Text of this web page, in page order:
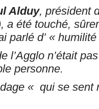
Alduy, président
a été touché,
parlé d’ « humilité
l’Agglo n’était
personne.
« qui se sent